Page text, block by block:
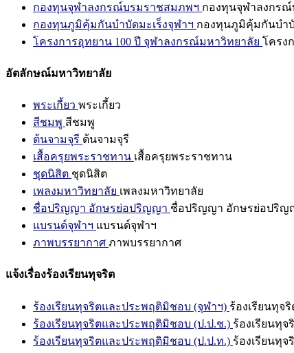
กองทุนจุฬาลงกรณ์บรมราชสมภพฯ กองทุนจุฬาลงกร
กองทุนภูมิคุ้มกันบำบัดมะเร็งจุฬาฯ กองทุนภูมิคุ้มกันบำบั
โครงการอุทยาน 100 ปี จุฬาลงกรณ์มหาวิทยาลัย โครง
อัตลักษณ์มหาวิทยาลัย
พระเกี้ยว พระเกี้ยว
สีชมพู สีชมพู
ต้นจามจุรี ต้นจามจุรี
เสื้อครุยพระราชทาน เสื้อครุยพระราชทาน
ชุดนิสิต ชุดนิสิต
เพลงมหาวิทยาลัย เพลงมหาวิทยาลัย
ชื่อปริญญา อักษรย่อปริญญา ชื่อปริญญา อักษรย่อปริญ
แบรนด์จุฬาฯ แบรนด์จุฬาฯ
ภาพบรรยากาศ ภาพบรรยากาศ
แจ้งเรื่องร้องเรียนทุจริต
ร้องเรียนทุจริตและประพฤติมิชอบ (จุฬาฯ) ร้องเรียนทุจ
ร้องเรียนทุจริตและประพฤติมิชอบ (ป.ป.ช.) ร้องเรียนทุ
ร้องเรียนทุจริตและประพฤติมิชอบ (ป.ป.ท.) ร้องเรียนทุ